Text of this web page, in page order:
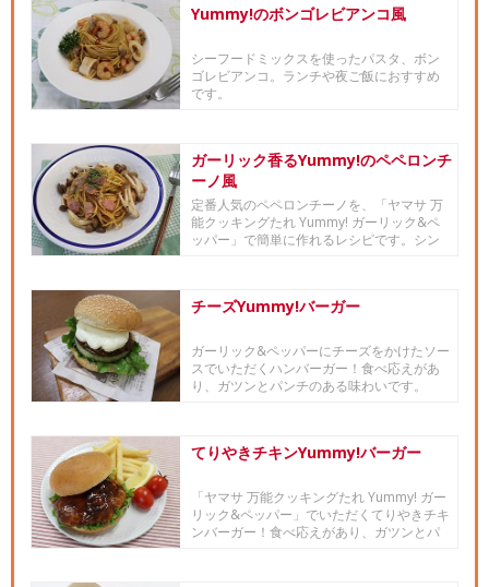
Yummy!のボンゴレビアンコ風
シーフードミックスを使ったパスタ、ボン
ゴレビアンコ。ランチや夜ご飯におすすめ
です。
ガーリック香るYummy!のペペロンチ
ーノ風
定番人気のペペロンチーノを、「ヤマサ 万
能クッキングたれ Yummy! ガーリック&ペ
ッパー」で簡単に作れるレシピです。シン
チーズYummy!バーガー
ガーリック&ペッパーにチーズをかけたソー
スでいただくハンバーガー！食べ応えがあ
り、ガツンとパンチのある味わいです。
てりやきチキンYummy!バーガー
「ヤマサ 万能クッキングたれ Yummy! ガー
リック&ペッパー」でいただくてりやきチキ
ンバーガー！食べ応えがあり、ガツンとパ